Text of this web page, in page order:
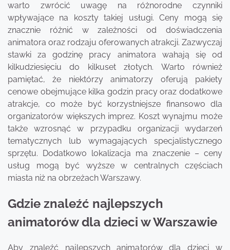
warto zwrócić uwagę na różnorodne czynniki
wpływające na koszty takiej usługi. Ceny mogą się
znacznie różnić w zależności od doświadczenia
animatora oraz rodzaju oferowanych atrakcji. Zazwyczaj
stawki za godzinę pracy animatora wahają się od
kilkudziesięciu do kilkuset złotych. Warto również
pamiętać, że niektórzy animatorzy oferują pakiety
cenowe obejmujące kilka godzin pracy oraz dodatkowe
atrakcje, co może być korzystniejsze finansowo dla
organizatorów większych imprez. Koszt wynajmu może
także wzrosnąć w przypadku organizacji wydarzeń
tematycznych lub wymagających specjalistycznego
sprzętu. Dodatkowo lokalizacja ma znaczenie – ceny
usług mogą być wyższe w centralnych częściach
miasta niż na obrzeżach Warszawy.
Gdzie znaleźć najlepszych
animatorów dla dzieci w Warszawie
Aby znaleźć najlepszych animatorów dla dzieci w